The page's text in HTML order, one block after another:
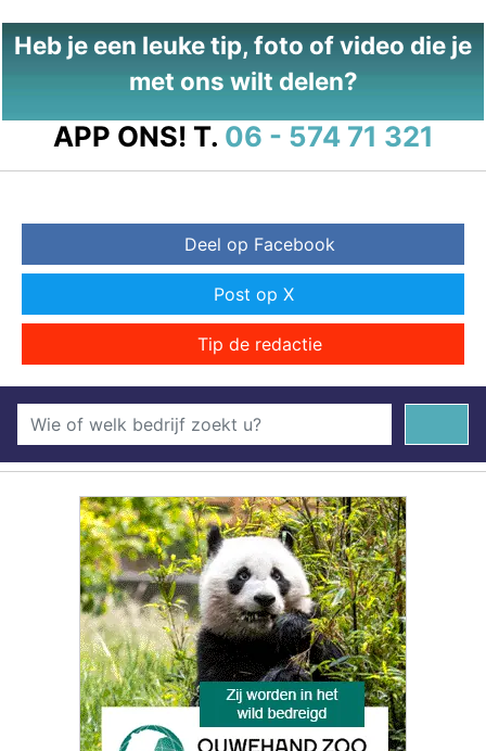
Heb je een leuke tip, foto of video die je
met ons wilt delen?
APP ONS! T. 06 - 574 71 321
Deel op Facebook
Post op X
Tip de redactie